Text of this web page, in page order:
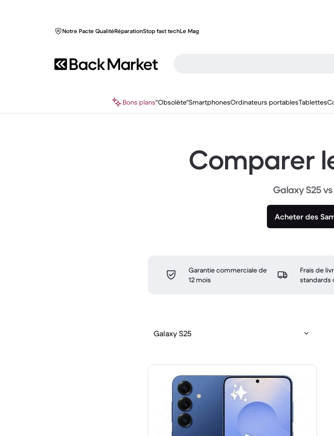
Notre Pacte QualitéRéparationStop fast techLe Mag
Bons plans"Obsolète"SmartphonesOrdinateurs portablesTablettes
Comparer
Galaxy S25
Acheter des
Garantie commerciale de
12 mois
Frais de
standards
Galaxy S25